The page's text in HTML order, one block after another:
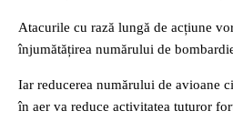
Atacurile cu rază lungă de acțiune
înjumătățirea numărului de
Iar reducerea numărului de avioane
în aer va reduce activitatea tuturor